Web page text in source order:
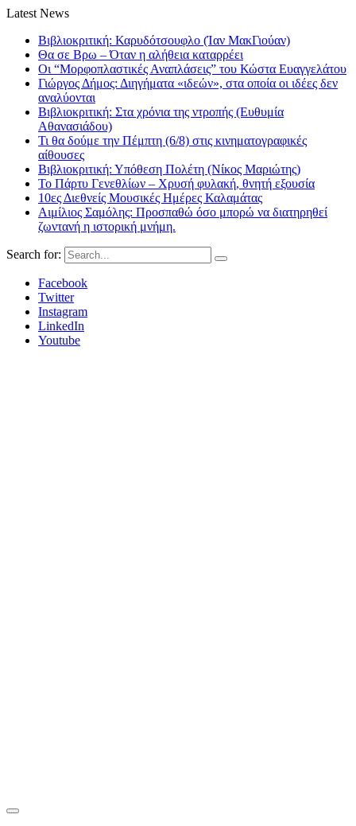
Latest News
Βιβλιοκριτική: Καρυδότσουφλο (Ίαν ΜακΓιούαν)
Θα σε Βρω – Όταν η αλήθεια καταρρέει
Οι “Μορφοπλαστικές Αναπλάσεις” του Κώστα Ευαγγελάτου
Γιώργος Δήμος: Διηγήματα «ιδεών», στα οποία οι ιδέες δεν
αναλύονται
Βιβλιοκριτική: Στα χρόνια της ντροπής (Ευθυμία
Αθανασιάδου)
Τι θα δούμε την Πέμπτη (6/8) στις κινηματογραφικές
αίθουσες
Βιβλιοκριτική: Υπόθεση Πολέτη (Νίκος Μαριώτης)
Το Πάρτυ Γενεθλίων – Χρυσή φυλακή, θνητή εξουσία
10ες Διεθνείς Μουσικές Ημέρες Καλαμάτας
Αιμίλιος Σαμόλης: Προσπαθώ όσο μπορώ να διατηρηθεί
ζωντανή η ιστορική μνήμη.
Search for:
Facebook
Twitter
Instagram
LinkedIn
Youtube